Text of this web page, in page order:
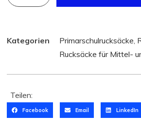
Kategorien Primarschulrucksäcke,
Rucksäcke für Mittel-
Teilen:
Facebook Email LinkedIn